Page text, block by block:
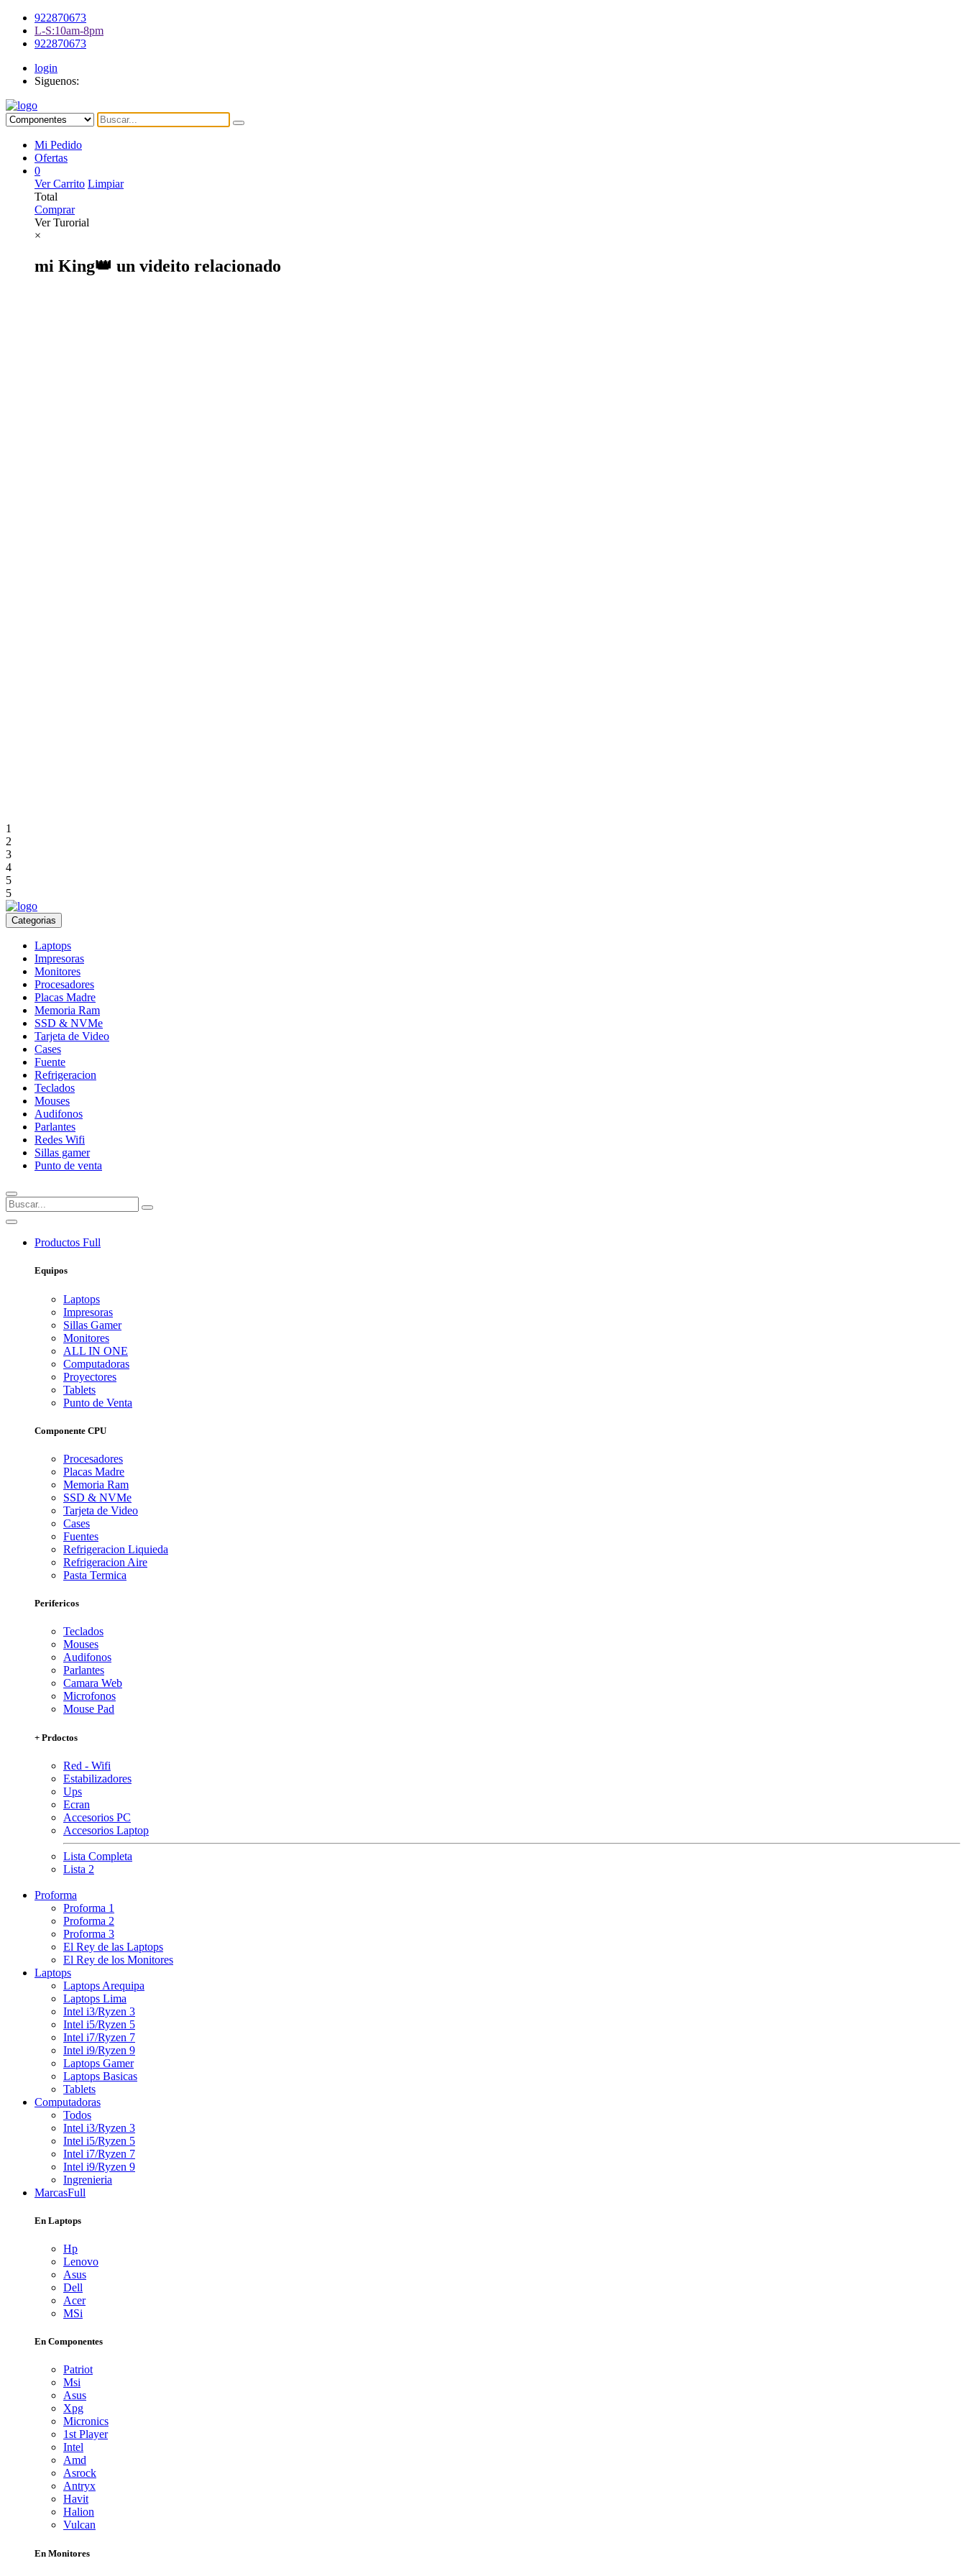
922870673
L-S:10am-8pm
922870673
login
Siguenos:
Mi Pedido
Ofertas
0
Ver Carrito Limpiar
Total
Comprar
Ver Turorial
×
mi King👑 un videito relacionado
1
2
3
4
5
5
Categorias
Laptops
Impresoras
Monitores
Procesadores
Placas Madre
Memoria Ram
SSD & NVMe
Tarjeta de Video
Cases
Fuente
Refrigeracion
Teclados
Mouses
Audifonos
Parlantes
Redes Wifi
Sillas gamer
Punto de venta
Productos Full
Equipos
Laptops
Impresoras
Sillas Gamer
Monitores
ALL IN ONE
Computadoras
Proyectores
Tablets
Punto de Venta
Componente CPU
Procesadores
Placas Madre
Memoria Ram
SSD & NVMe
Tarjeta de Video
Cases
Fuentes
Refrigeracion Liquieda
Refrigeracion Aire
Pasta Termica
Perifericos
Teclados
Mouses
Audifonos
Parlantes
Camara Web
Microfonos
Mouse Pad
+ Prdoctos
Red - Wifi
Estabilizadores
Ups
Ecran
Accesorios PC
Accesorios Laptop
Lista Completa
Lista 2
Proforma
Proforma 1
Proforma 2
Proforma 3
El Rey de las Laptops
El Rey de los Monitores
Laptops
Laptops Arequipa
Laptops Lima
Intel i3/Ryzen 3
Intel i5/Ryzen 5
Intel i7/Ryzen 7
Intel i9/Ryzen 9
Laptops Gamer
Laptops Basicas
Tablets
Computadoras
Todos
Intel i3/Ryzen 3
Intel i5/Ryzen 5
Intel i7/Ryzen 7
Intel i9/Ryzen 9
Ingrenieria
MarcasFull
En Laptops
Hp
Lenovo
Asus
Dell
Acer
MSi
En Componentes
Patriot
Msi
Asus
Xpg
Micronics
1st Player
Intel
Amd
Asrock
Antryx
Havit
Halion
Vulcan
En Monitores